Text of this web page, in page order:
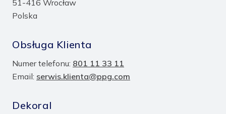
51-416 Wrocław
Polska
Obsługa Klienta
Numer telefonu: 801 11 33 11
Email: serwis.klienta@ppg.com
Dekoral